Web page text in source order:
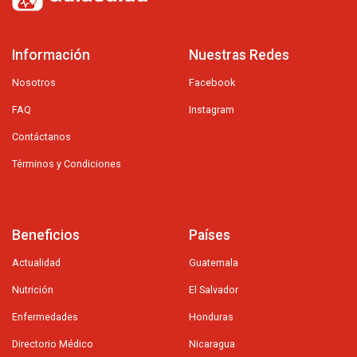
Información
Nosotros
FAQ
Contáctanos
Términos y Condiciones
Nuestras Redes
Facebook
Instagram
Beneficios
Actualidad
Nutrición
Enfermedades
Directorio Médico
Países
Guatemala
El Salvador
Honduras
Nicaragua